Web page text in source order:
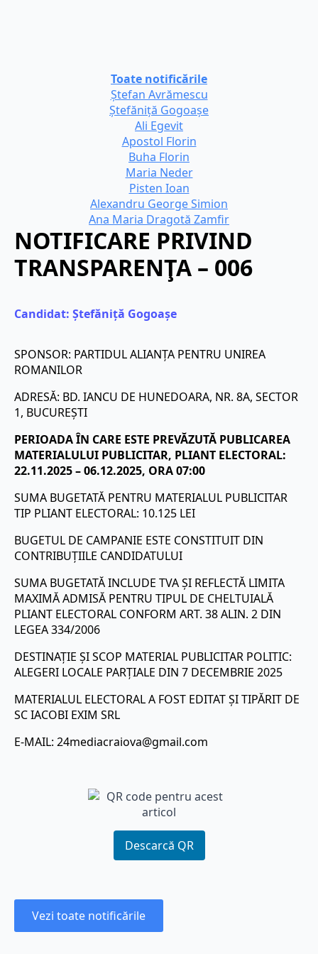
Toate notificările
Ștefan Avrămescu
Ștefăniță Gogoașe
Ali Egevit
Apostol Florin
Buha Florin
Maria Neder
Pisten Ioan
Alexandru George Simion
Ana Maria Dragotă Zamfir
NOTIFICARE PRIVIND
TRANSPARENŢA – 006
Candidat: Ștefăniță Gogoașe
SPONSOR: PARTIDUL ALIANȚA PENTRU UNIREA
ROMANILOR
ADRESĂ: BD. IANCU DE HUNEDOARA, NR. 8A, SECTOR
1, BUCUREȘTI
PERIOADA ÎN CARE ESTE PREVĂZUTĂ PUBLICAREA
MATERIALULUI PUBLICITAR, PLIANT ELECTORAL:
22.11.2025 – 06.12.2025, ORA 07:00
SUMA BUGETATĂ PENTRU MATERIALUL PUBLICITAR
TIP PLIANT ELECTORAL: 10.125 LEI
BUGETUL DE CAMPANIE ESTE CONSTITUIT DIN
CONTRIBUȚIILE CANDIDATULUI
SUMA BUGETATĂ INCLUDE TVA ȘI REFLECTĂ LIMITA
MAXIMĂ ADMISĂ PENTRU TIPUL DE CHELTUIALĂ
PLIANT ELECTORAL CONFORM ART. 38 ALIN. 2 DIN
LEGEA 334/2006
DESTINAȚIE ȘI SCOP MATERIAL PUBLICITAR POLITIC:
ALEGERI LOCALE PARȚIALE DIN 7 DECEMBRIE 2025
MATERIALUL ELECTORAL A FOST EDITAT ȘI TIPĂRIT DE
SC IACOBI EXIM SRL
E-MAIL: 24mediacraiova@gmail.com
Descarcă QR
Vezi toate notificările